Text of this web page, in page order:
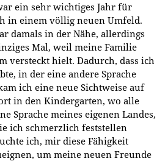
ein sehr wichtiges Jahr für
in einem völlig neuen Umfeld.
damals in der Nähe, allerdings
Mal, weil meine Familie
versteckt hielt. Dadurch, dass ich
in der eine andere Sprache
ich eine neue Sichtweise auf
in den Kindergarten, wo alle
Sprache meines eigenen Landes,
ich schmerzlich feststellen
ich, mir diese Fähigkeit
um meine neuen Freunde